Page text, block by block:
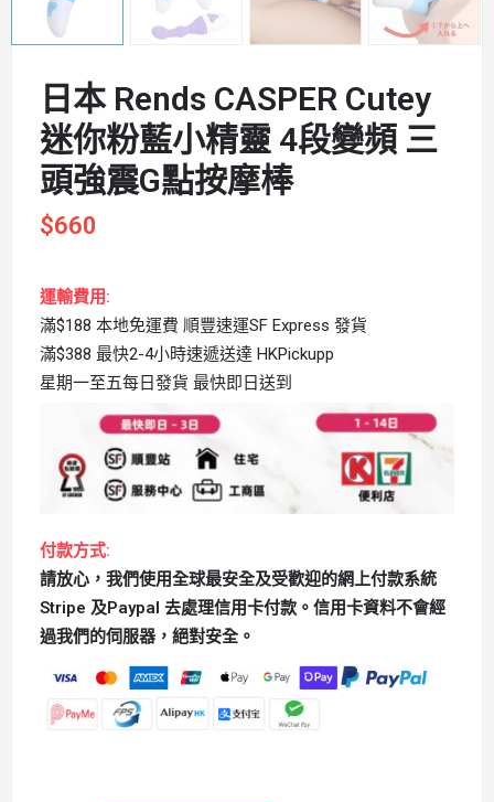
日本 Rends CASPER Cutey
迷你粉藍小精靈 4段變頻 三
頭強震G點按摩棒
$660
運輸費用:
滿$188 本地免運費 順豐速運SF Express 發貨
滿$388 最快2-4小時速遞送達 HKPickupp
星期一至五每日發貨 最快即日送到
付款方式:
請放心，我們使用全球最安全及受歡迎的網上付款系統
Stripe 及Paypal 去處理信用卡付款。信用卡資料不會經
過我們的伺服器，絕對安全。